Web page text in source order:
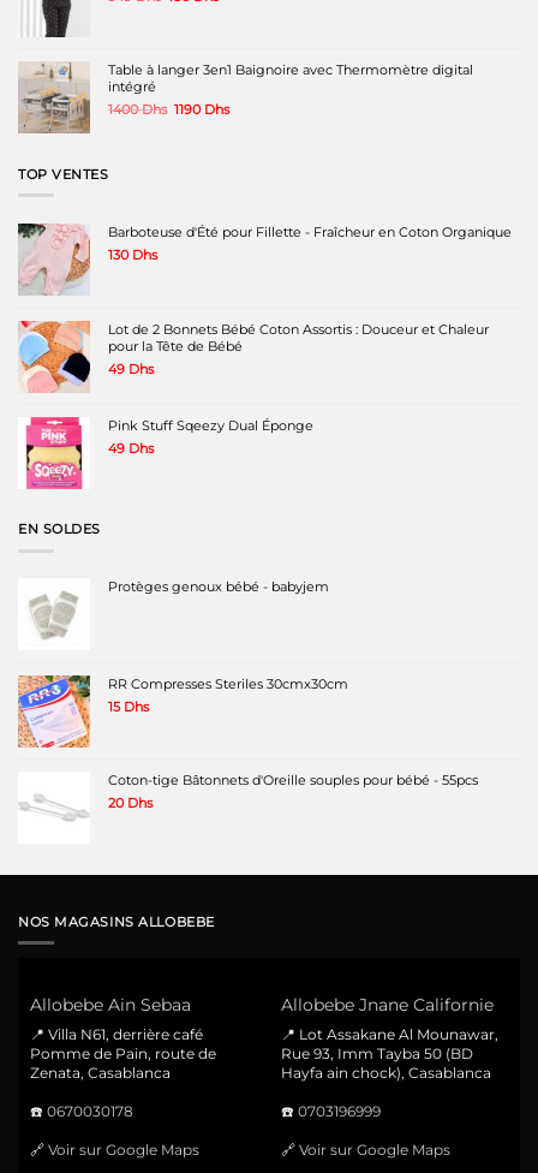
349 Dhs.
180 Dhs.
Table à langer 3en1 Baignoire avec Thermomètre digital
intégré
1400Dhs Le
1190 DhsLe
TOP VENTES
Barboteuse d'Été pour Fillette - Fraîcheur en Coton Organique
130 Dhs
Lot de 2 Bonnets Bébé Coton Assortis : Douceur et Chaleur
pour la Tête de Bébé
49 Dhs
Pink Stuff Sqeezy Dual Éponge
49 Dhs
EN SOLDES
Protèges genoux bébé - babyjem
RR Compresses Steriles 30cmx30cm
15 Dhs
Coton-tige Bâtonnets d'Oreille souples pour bébé - 55pcs
20 Dhs
NOS MAGASINS ALLOBEBE
Allobebe Ain Sebaa
📍 Villa N61, derrière café
Pomme de Pain, route de
Zenata, Casablanca
☎️ 0670030178
🔗 Voir sur Google Maps
Allobebe Jnane Californie
📍 Lot Assakane Al Mounawar,
Rue 93, Imm Tayba 50 (BD
Hayfa ain chock), Casablanca
☎️ 0703196999
🔗 Voir sur Google Maps